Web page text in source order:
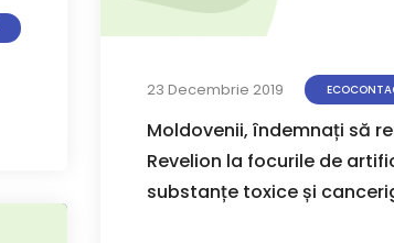
23 Decembrie 2019
Moldovenii, îndemnați să
Revelion la focurile de
substanțe toxice și